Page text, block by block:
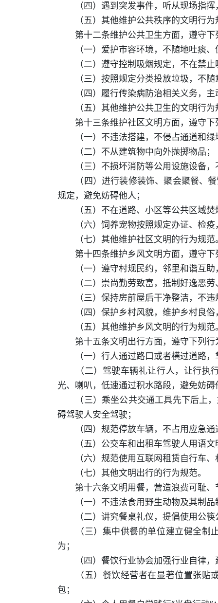
（四）遇到突发事件，听从现场指挥
（五）其他维护公共秩序的文明行为
第十二条维护公共卫生方面，遵守下
（一）爱护市容环境，不随地吐痰、
（二）遵守控制吸烟规定，不在禁止
（三）按照规定分类投放垃圾，不随
（四）履行传染病防治相关义务，主
（五）其他维护公共卫生的文明行为
第十三条维护社区文明方面，遵守下
（一）不违法搭建，不侵占通道和绿
（二）不从建筑物中向外抛掷物品；
（三）不损坏消防等公用设施设备，
（四）进行装修装饰、聚会聚餐、餐
规定，避免妨碍他人；
（五）不在道路、小区等公共区域焚
（六）饲养宠物按照规定办证、检疫
（七）其他维护社区文明的行为规范
第十四条维护乡风文明方面，遵守下
（一）遵守村规民约，邻里和谐互助
（二）崇尚勤劳致富，抵制好逸恶劳
（三）保持房前屋后干净整洁，不违
（四）保护乡村风貌，维护乡村良俗
（五）其他维护乡风文明的行为规范
第十五条文明出行方面，遵守下列行
（一）行人通过路口或者横过道路，
（二）驾驶车辆礼让行人，让行执行
光、喇叭，低速通过积水路段，避免妨
（三）乘坐公共交通工具先下后上，
碍驾驶人安全驾驶；
（四）规范停放车辆，不占用应急通
（五）公交车和出租车驾驶人用语文
（六）规范使用互联网租赁自行车、
（七）其他文明出行的行为规范。
第十六条文明用餐，营造浪费可耻、
（一）不违法食用野生动物及其制品
（二）讲究餐桌礼仪，提倡使用公筷
（三）集中供餐的单位建立健全制止
为；
（四）餐饮行业协会加强行业自律，
（五）餐饮经营者在显著位置张贴或
包；